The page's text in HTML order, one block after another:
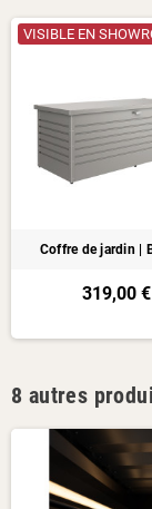
VISIBLE EN
Coffre de jardin |
319,00 €
8 autres